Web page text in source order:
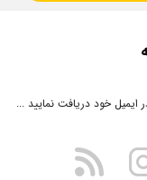
خود دریافت نمایید ...